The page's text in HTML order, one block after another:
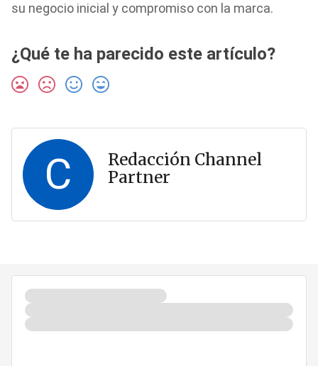
su negocio inicial y compromiso con la marca.
¿Qué te ha parecido este artículo?
C
Redacción Channel
Partner